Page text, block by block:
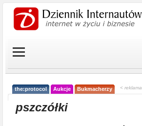
the:protocol Aukcje Bukmacherzy < reklama
pszczółki